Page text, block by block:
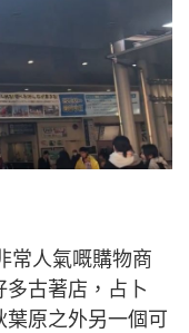
常人氣嘅購物商
古著店，占卜
原之外另一個可